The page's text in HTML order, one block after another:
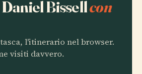
Bissellcon
l'itinerario nel browser.
visiti davvero.